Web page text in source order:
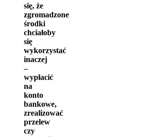
się, że
zgromadzone
środki
chciałoby
się
wykorzystać
inaczej
–
wypłacić
na
konto
bankowe,
zrealizować
przelew
czy